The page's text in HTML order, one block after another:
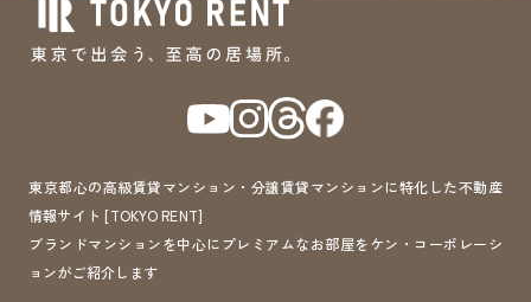
東京都心の高級賃貸マンション・分譲賃貸マンションに特化した不動産
情報サイト [TOKYO RENT]
ブランドマンションを中心にプレミアムなお部屋をケン・コーポレーシ
ョンがご紹介します